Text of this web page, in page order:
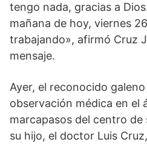
tengo nada, gracias a
mañana de hoy, viernes
trabajando», afirmó Cruz
mensaje.
Ayer, el reconocido
observación médica en el
marcapasos del centro de
su hijo, el doctor Luis